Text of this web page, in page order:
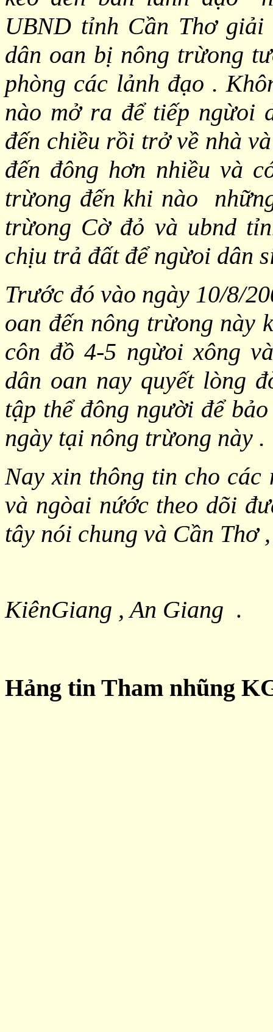
UBND tỉnh Cần Thơ
dân oan bị nông trừong
phòng các lảnh đạo .
nào mở ra để tiếp ngừoi
đến chiều rồi trở về nhà
đến đông hơn nhiều và
trừong đến khi nào
trừong Cờ đỏ và ubnd
chịu trả đất để ngừoi dân
Trước đó vào ngày 10/8/
oan đến nông trừong này
côn đồ 4-5 ngừoi xông
dân oan nay quyết lòng
tập thể đông người để
ngày tại nông trừong này .
Nay xin thông tin cho
và ngòai nứớc theo dõi
tây nói chung và Cần Thơ ,
KiênGiang , An Giang .
Hảng tin Tham nhũng